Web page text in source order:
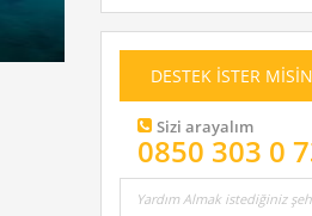
DESTEK İSTER
Sizi arayalım
0850 303 0